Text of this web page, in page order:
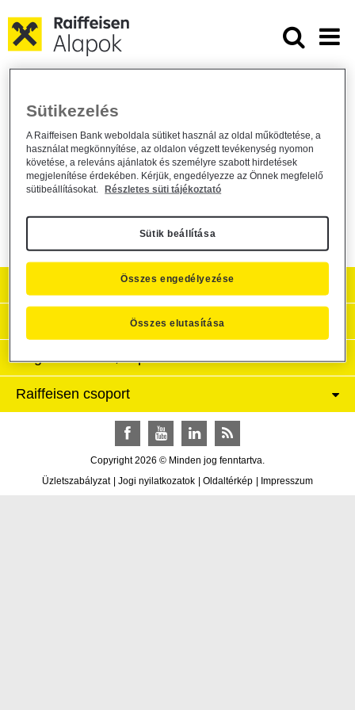
Kamat közzététel - Raiffeisen Private
Banking 7% RAC 160524 HUF Kötvény
Alapkezelő közzététel / general / 2015. május 22.
Kamat közzététel - Raiffeisen Private Banking 7% RAC 160524
Hasznos információk
Céginformációk, kapcsolat
Raiffeisen csoport
Copyright 2026 © Minden jog fenntartva.
FacebookYouTubeLinkedInRSS
Üzletszabályzat Jogi nyilatkozatok Oldaltérkép Impresszum
Sütikezelés
A Raiffeisen Bank weboldala sütiket használ az oldal működtetése, a
használat megkönnyítése, az oldalon végzett tevékenység nyomon
követése, a releváns ajánlatok és személyre szabott hirdetések
megjelenítése érdekében. Kérjük, engedélyezze az Önnek megfelelő
sütibeállításokat.
Részletes süti tájékoztató
Sütik beállítása
Összes elutasítása
Összes engedélyezése